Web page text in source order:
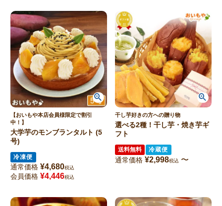
【おいもや本店会員様限定で割引
中！】
大学芋のモンブランタルト (5
号)
冷凍便
通常価格 ¥4,680税込
会員価格 ¥4,446税込
干し芋好きの方への贈り物
選べる2種！干し芋・焼き芋ギ
フト
送料無料 冷蔵便
通常価格 ¥2,998税込 〜